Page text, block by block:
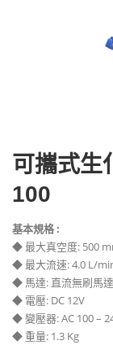
可攜式生
100
基本規格 :
◆ 最大真空度: 500
◆ 最大流速: 4.0 L/
◆ 馬達: 直流無刷馬達
◆ 電壓: DC 12V
◆ 變壓器: AC 100 –
◆ 重量: 1.3 Kg